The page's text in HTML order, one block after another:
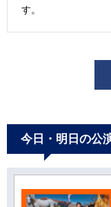
す。
今日・明日の公